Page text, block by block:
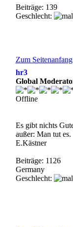
Beiträge: 139
Geschlecht:
Zum Seitenanfang
hr3
Global
Offline
Es gibt nichts
außer: Man tut es.
E.Kästner
Beiträge: 1126
Germany
Geschlecht: